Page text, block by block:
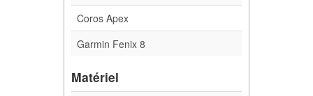
Coros Apex
Garmin Fenix 8
Matériel